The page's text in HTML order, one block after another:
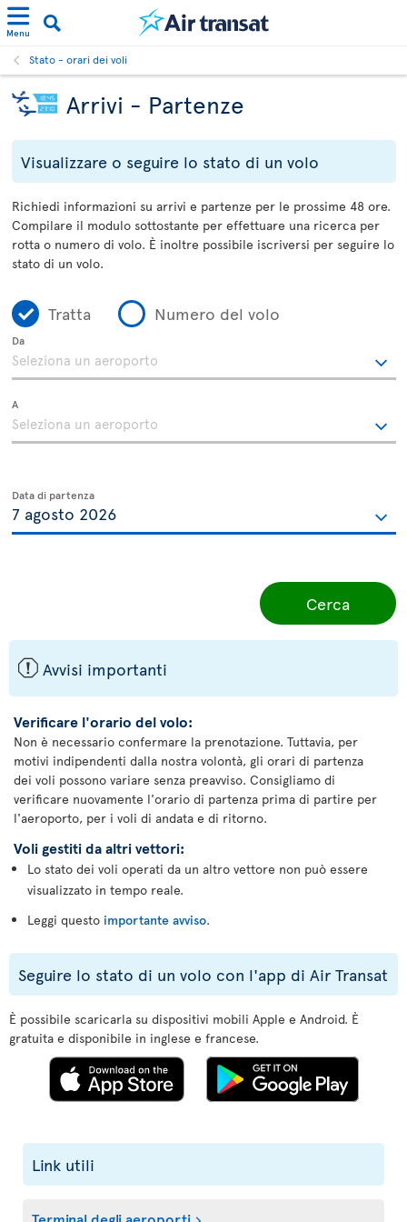
Menu
Stato - orari dei voli
Arrivi - Partenze
Visualizzare o seguire lo stato di un volo
Richiedi informazioni su arrivi e partenze per le prossime 48 ore.
Compilare il modulo sottostante per effettuare una ricerca per
rotta o numero di volo. È inoltre possibile iscriversi per seguire lo
stato di un volo.
Tratta Numero del volo
Da
A
Data di partenza
Cerca
ü Avvisi importanti
Verificare l'orario del volo:
Non è necessario confermare la prenotazione. Tuttavia, per
motivi indipendenti dalla nostra volontà, gli orari di partenza
dei voli possono variare senza preavviso. Consigliamo di
verificare nuovamente l'orario di partenza prima di partire per
l'aeroporto, per i voli di andata e di ritorno.
Voli gestiti da altri vettori:
Lo stato dei voli operati da un altro vettore non può essere
visualizzato in tempo reale.
Leggi questo importante avviso.
Seguire lo stato di un volo con l'app di Air Transat
È possibile scaricarla su dispositivi mobili Apple e Android. È
gratuita e disponibile in inglese e francese.
Link utili